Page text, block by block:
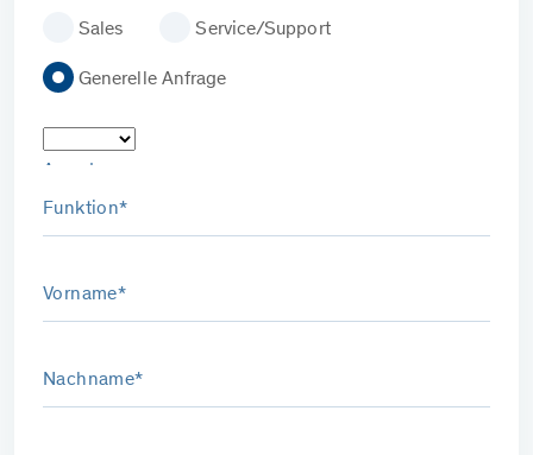
Sales Service/Support
Generelle Anfrage
Anrede
Funktion*
Vorname*
Nachname*